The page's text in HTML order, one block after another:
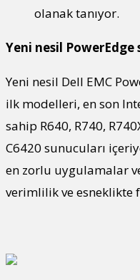
olanak tanıyor.
Yeni nesil
Yeni nesil Dell EMC
ilk modelleri, en son
sahip R640, R740,
C6420 sunucuları
en zorlu uygulamalar
verimlilik ve esneklikte